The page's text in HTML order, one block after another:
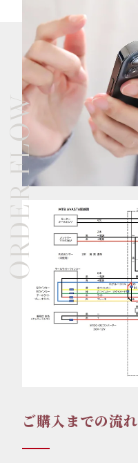
ORDER FLOW
ご購入までの流れ